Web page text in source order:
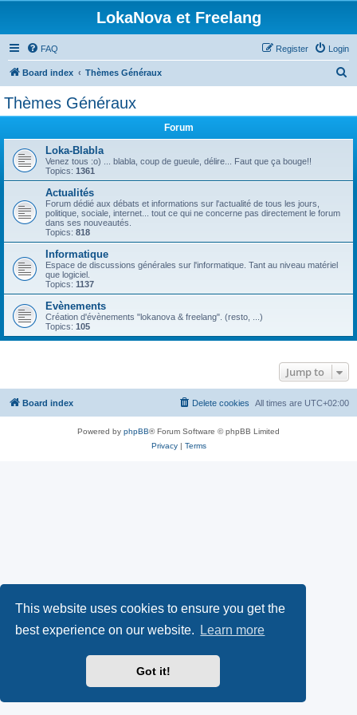
This website uses cookies to ensure you get the
best experience on our website.
Learn more
Got it!
LokaNova et Freelang
FAQ Login
Register
Board index Thèmes Généraux
Thèmes Généraux
Forum
Loka-Blabla
Venez tous :o) ... blabla, coup de gueule, délire... Faut que ça bouge!!
Topics: 1361
Actualités
Forum dédié aux débats et informations sur l'actualité de tous les jours,
politique, sociale, internet... tout ce qui ne concerne pas directement le forum
dans ses nouveautés.
Topics: 818
Informatique
Espace de discussions générales sur l'informatique. Tant au niveau matériel
que logiciel.
Topics: 1137
Evènements
Création d'évènements "lokanova & freelang". (resto, ...)
Topics: 105
Jump to
Board index All times are UTC+02:00
Delete cookies
Powered by phpBB® Forum Software © phpBB Limited
Privacy| Terms